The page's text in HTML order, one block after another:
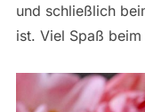
und schließlich
ist. Viel Spaß beim